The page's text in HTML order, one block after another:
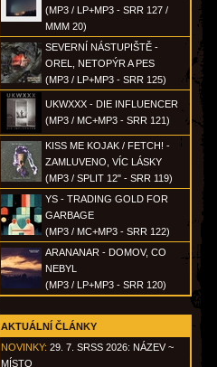
(MP3 / LP+MP3 - SRR 127 /
MMM 20)
SEVERNÍ NÁSTUPIŠTĚ -
OREL, NETOPÝR A PES
(MP3 / LP+MP3 - SRR 125)
UKWXXX - DIE INFLUENCER
(MP3 / MC+MP3 - SRR 121)
KISS ME KOJAK / FETCH! -
ZAMLUVENO, VÍC LÁSKY
(MP3 / SPLIT 12" - SRR 119)
YS - TRADING GOLD FOR
GARBAGE
(MP3 / MC+MP3 - SRR 122)
ARANANAR - DOMOV, CO
NEBYL
(MP3 / LP+MP3 - SRR 120)
AKTUÁLNÍ ČLÁNKY
NOVINKY: 29. 7. SRSS 2026: NÁZEV ~
MÍSTO